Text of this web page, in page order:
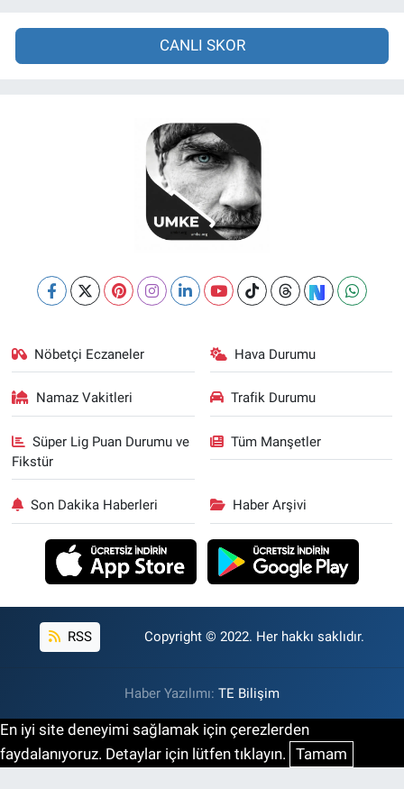
CANLI SKOR
Nöbetçi Eczaneler Hava Durumu
Namaz Vakitleri Trafik Durumu
Süper Lig Puan Durumu ve
Fikstür
Tüm Manşetler
Son Dakika Haberleri Haber Arşivi
RSS Copyright © 2022. Her hakkı saklıdır.
Haber Yazılımı: TE Bilişim
En iyi site deneyimi sağlamak için çerezlerden
faydalanıyoruz. Detaylar için lütfen tıklayın. Tamam